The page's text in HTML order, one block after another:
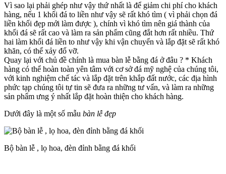
Vì sao lại phải ghép như vậy thứ nhất là để giảm chi phí cho khách
hàng, nếu 1 khối đá to liền như vậy sẽ rất khó tìm ( vì phải chọn đá
liền khối đẹp mới làm được ), chính vì khó tìm nên giá thành của
khối đá sẽ rất cao và làm ra sản phẩm cũng đắt hơn rất nhiều. Thứ
hai làm khối đá liền to như vậy khi vận chuyển và lắp đặt sẽ rất khó
khăn, có thể xảy đổ vỡ.
Quay lại với chủ đề chính là mua bàn lễ bằng đá ở đâu ? * Khách
hàng có thể hoàn toàn yên tâm với cơ sở đá mỹ nghệ của chúng tôi,
với kinh nghiệm chế tác và lắp đặt trên khắp đất nước, các địa hình
phức tạp chúng tôi tự tin sẽ đưa ra những tư vấn, và làm ra những
sản phẩm ưng ý nhất lắp đặt hoàn thiện cho khách hàng.
Dưới đây là một số mẫu bàn lễ đẹp
Bộ bàn lễ , lọ hoa, đèn đỉnh bằng đá khối